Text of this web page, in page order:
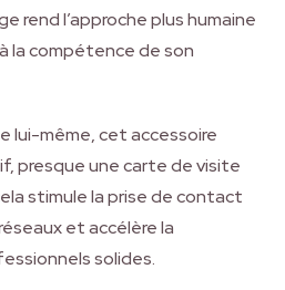
rend l’approche plus humaine
la compétence de son
lui-même, cet accessoire
presque une carte de visite
stimule la prise de contact
et accélère la
solides.